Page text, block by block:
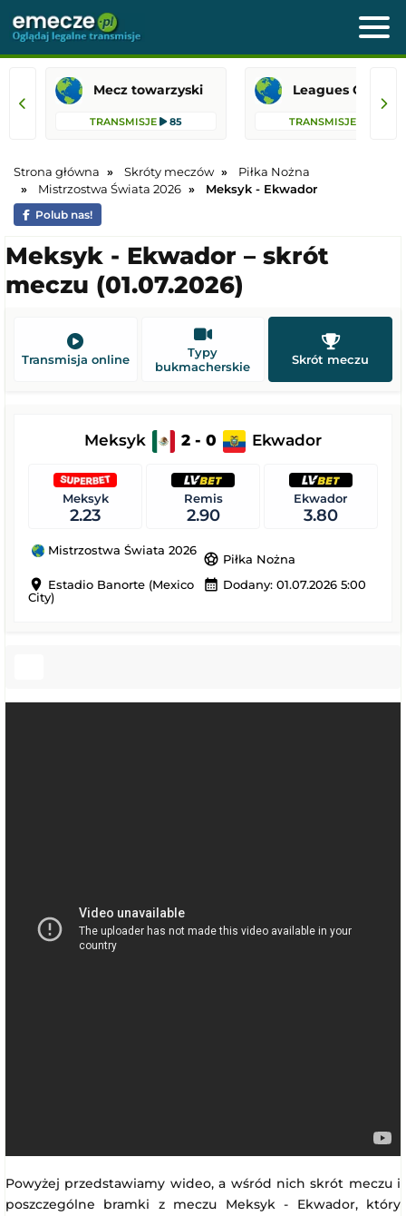
Mecz towarzyski
TRANSMISJE 85 TRANSMISJE
Strona główna Skróty meczów
Piłka Nożna
Mistrzostwa Świata 2026
Meksyk - Ekwador
Polub nas!
Meksyk - Ekwador – skrót
meczu (01.07.2026)
Transmisja online
Typy
bukmacherskie
Skrót meczu
Meksyk 2 - 0 Ekwador
Meksyk
2.23
Remis
2.90
Ekwador
3.80
Mistrzostwa Świata 2026
sports_soccer Piłka Nożna
location_on Estadio Banorte (Mexico
City)
calendar_month Dodany: 01.07.2026 5:00
Powyżej przedstawiamy wideo, a wśród nich skrót meczu i
poszczególne bramki z meczu Meksyk - Ekwador, który